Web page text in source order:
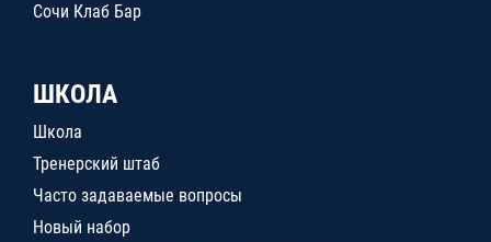
Сочи Клаб Бар
ШКОЛА
Школа
Тренерский штаб
Часто задаваемые вопросы
Новый набор